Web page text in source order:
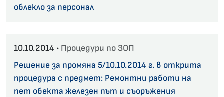
облекло за персонал
10.10.2014 • Процедури по ЗОП
Решение за промяна 5/10.10.2014 г. в открита
процедура с предмет: Ремонтни работи на
пет обекта железен път и съоръжения